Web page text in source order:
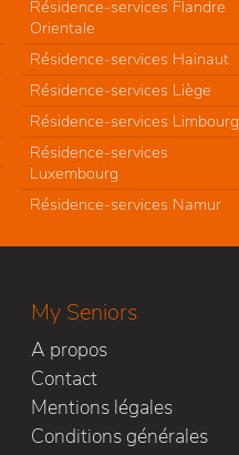
Résidence-services Flandre
Orientale
Résidence-services Hainaut
Résidence-services Liège
Résidence-services Limbourg
Résidence-services
Luxembourg
Résidence-services Namur
My Seniors
A propos
Contact
Mentions légales
Conditions générales